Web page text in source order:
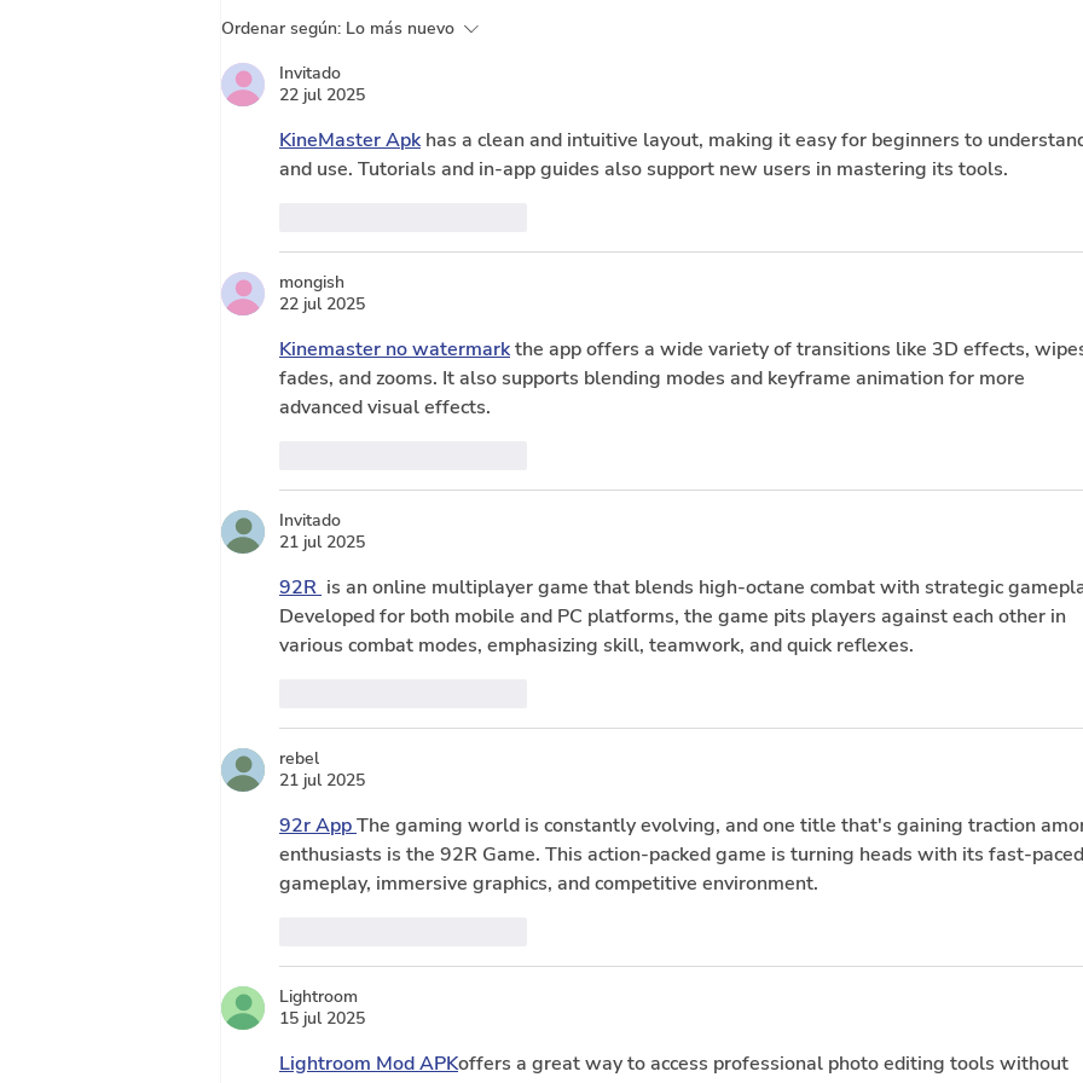
El pago de intereses podría
todo el presupuesto de
inversión
Ordenar según: Lo más nuevo
Invitado
22 jul 2025
KineMaster Apk has a clean and intuitive layout, making it easy for beginners to
and use. Tutorials and in-app guides also support new users in mastering its tools.
mongish
22 jul 2025
Kinemaster no watermark the app offers a wide variety of transitions like 3D effects,
fades, and zooms. It also supports blending modes and keyframe animation for more
advanced visual effects.
Invitado
21 jul 2025
92R is an online multiplayer game that blends high-octane combat with strategic
Developed for both mobile and PC platforms, the game pits players against each other in
various combat modes, emphasizing skill, teamwork, and quick reflexes.
rebel
21 jul 2025
92r App The gaming world is constantly evolving, and one title that's gaining traction
enthusiasts is the 92R Game. This action-packed game is turning heads with its fast-paced
gameplay, immersive graphics, and competitive environment.
Lightroom
15 jul 2025
Lightroom Mod APKoffers a great way to access professional photo editing tools without